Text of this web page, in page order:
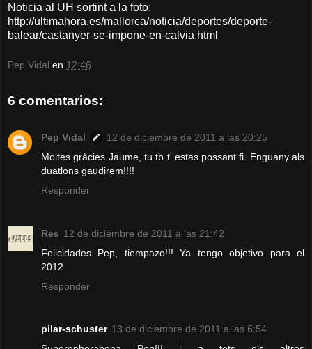
Noticia al UH sortint a la foto:
http://ultimahora.es/mallorca/noticia/deportes/deporte-
balear/castanyer-se-impone-en-calvia.html
Pep Vidal en 12:46
6 comentarios:
Pep Vidal
12 de diciembre de 2011 a las 20:25
Moltes gràcies Jaume, tu tb t' estas possant fi. Enguany als
duatlons gaudirem!!!!
Responder
Res 12 de diciembre de 2011 a las 21:42
Felicidades Pep, tiempazo!!! Ya tengo objetivo para el
2012.
Responder
pilar-schuster 13 de diciembre de 2011 a las 6:54